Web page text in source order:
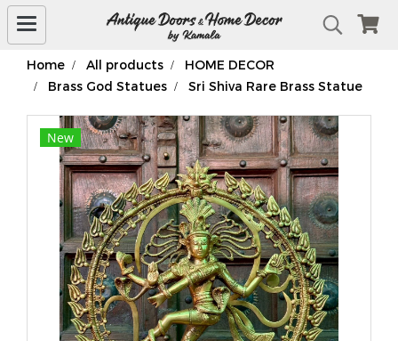
Home All products
HOME DECOR
Brass God Statues
Sri Shiva Rare Brass Statue
New